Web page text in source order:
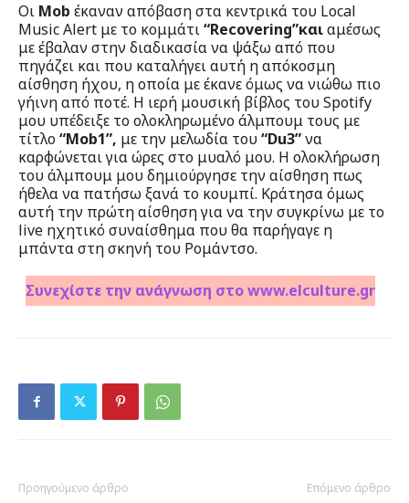
Οι Mob έκαναν απόβαση στα κεντρικά του Local
Music Αlert με το κομμάτι“Recovering”καιαμέσως
με έβαλαν στην διαδικασία να ψάξω από που
πηγάζει και που καταλήγει αυτή η απόκοσμη
αίσθηση ήχου, η οποία με έκανε όμως να νιώθω πιο
γήινη από ποτέ. Η ιερή μουσική βίβλος του Spotify
μου υπέδειξε το ολοκληρωμένο άλμπουμ τους με
τίτλο“Mob1”, με την μελωδία του “Du3”να
καρφώνεται για ώρες στο μυαλό μου. Η ολοκλήρωση
του άλμπουμ μου δημιούργησε την αίσθηση πως
ήθελα να πατήσω ξανά το κουμπί. Κράτησα όμως
αυτή την πρώτη αίσθηση για να την συγκρίνω με το
live ηχητικό συναίσθημα που θα παρήγαγε η
μπάντα στη σκηνή του Ρομάντσο.
Συνεχίστε την ανάγνωση στο www.elculture.gr
Προηγούμενο άρθρο Επόμενο άρθρο